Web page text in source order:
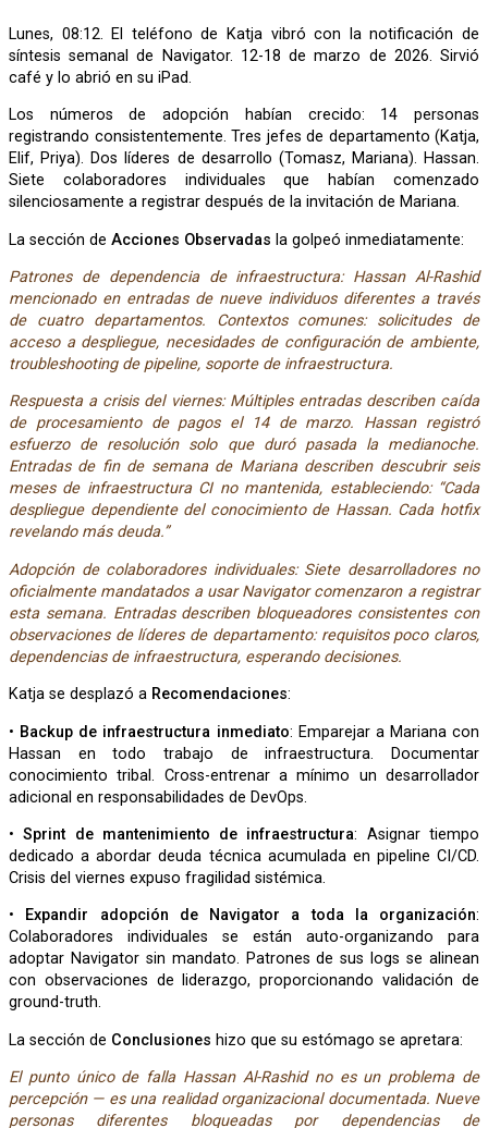
Lunes, 08:12. El teléfono de Katja vibró con la notificación de
síntesis semanal de Navigator. 12-18 de marzo de 2026. Sirvió
café y lo abrió en su iPad.
Los números de adopción habían crecido: 14 personas
registrando consistentemente. Tres jefes de departamento (Katja,
Elif, Priya). Dos líderes de desarrollo (Tomasz, Mariana). Hassan.
Siete colaboradores individuales que habían comenzado
silenciosamente a registrar después de la invitación de Mariana.
La sección de Acciones Observadas la golpeó inmediatamente:
Patrones de dependencia de infraestructura: Hassan Al-Rashid
mencionado en entradas de nueve individuos diferentes a través
de cuatro departamentos. Contextos comunes: solicitudes de
acceso a despliegue, necesidades de configuración de ambiente,
troubleshooting de pipeline, soporte de infraestructura.
Respuesta a crisis del viernes: Múltiples entradas describen caída
de procesamiento de pagos el 14 de marzo. Hassan registró
esfuerzo de resolución solo que duró pasada la medianoche.
Entradas de fin de semana de Mariana describen descubrir seis
meses de infraestructura CI no mantenida, estableciendo: “Cada
despliegue dependiente del conocimiento de Hassan. Cada hotfix
revelando más deuda.”
Adopción de colaboradores individuales: Siete desarrolladores no
oficialmente mandatados a usar Navigator comenzaron a registrar
esta semana. Entradas describen bloqueadores consistentes con
observaciones de líderes de departamento: requisitos poco claros,
dependencias de infraestructura, esperando decisiones.
Katja se desplazó a Recomendaciones:
• Backup de infraestructura inmediato: Emparejar a Mariana con
Hassan en todo trabajo de infraestructura. Documentar
conocimiento tribal. Cross-entrenar a mínimo un desarrollador
adicional en responsabilidades de DevOps.
• Sprint de mantenimiento de infraestructura: Asignar tiempo
dedicado a abordar deuda técnica acumulada en pipeline CI/CD.
Crisis del viernes expuso fragilidad sistémica.
• Expandir adopción de Navigator a toda la organización:
Colaboradores individuales se están auto-organizando para
adoptar Navigator sin mandato. Patrones de sus logs se alinean
con observaciones de liderazgo, proporcionando validación de
ground-truth.
La sección de Conclusiones hizo que su estómago se apretara:
El punto único de falla Hassan Al-Rashid no es un problema de
percepción — es una realidad organizacional documentada. Nueve
personas diferentes bloqueadas por dependencias de